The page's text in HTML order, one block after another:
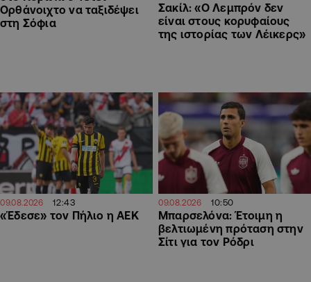
Ορθάνοιχτο να ταξιδέψει
στη Σόφια
Σακίλ: «Ο Λεμπρόν δεν
είναι στους κορυφαίους
της ιστορίας των Λέικερς»
09.08.2026 12:43
«Έδεσε» τον Πήλιο η ΑΕΚ
09.08.2026 10:50
Μπαρσελόνα: Έτοιμη η
βελτιωμένη πρόταση στην
Σίτι για τον Ρόδρι